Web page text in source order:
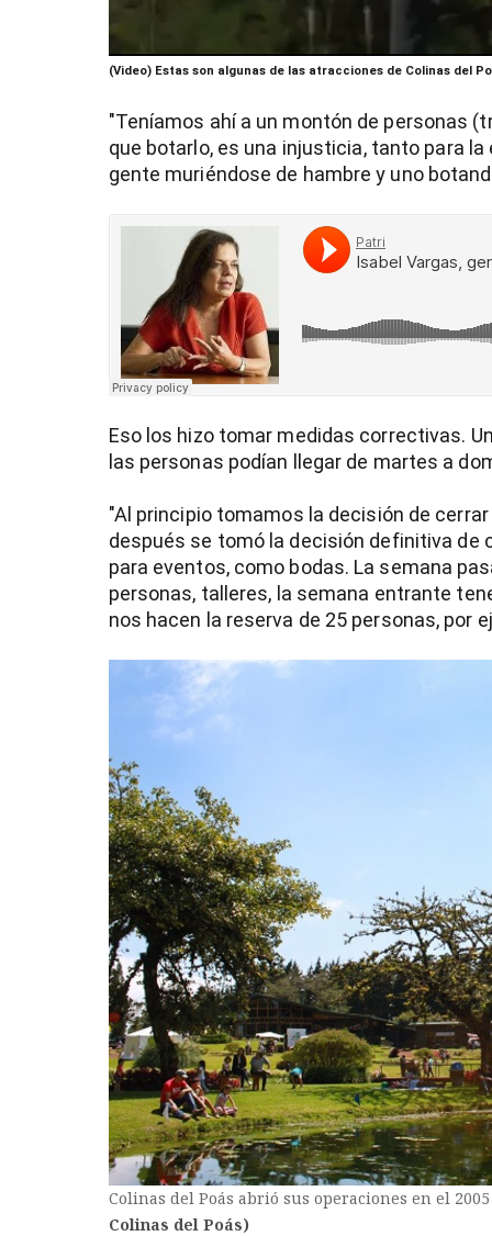
0
seconds
54
secondsVolume
90%
(Video) Estas son algunas de las atracciones de Colinas del
"Teníamos ahí a un montón de personas
que botarlo, es una injusticia, tanto para
gente muriéndose de hambre y uno
Eso los hizo tomar medidas correctivas.
las personas podían llegar de martes a
"Al principio tomamos la decisión de
después se tomó la decisión definitiva de
para eventos, como bodas. La semana
personas, talleres, la semana entrante
nos hacen la reserva de 25 personas, por
Colinas del Poás abrió sus operaciones en el
Colinas del Poás)